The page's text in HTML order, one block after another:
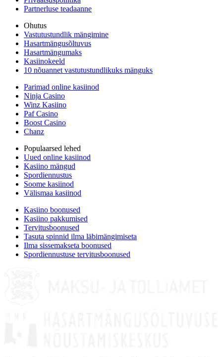
Partnerluse teadaanne
Ohutus
Vastutustundlik mängimine
Hasartmängusõltuvus
Hasartmängumaks
Kasiinokeeld
10 nõuannet vastutustundlikuks mänguks
Parimad online kasiinod
Ninja Casino
Winz Kasiino
Paf Casino
Boost Casino
Chanz
Populaarsed lehed
Uued online kasiinod
Kasiino mängud
Spordiennustus
Soome kasiinod
Välismaa kasiinod
Kasiino boonused
Kasiino pakkumised
Tervitusboonused
Tasuta spinnid ilma läbimängimiseta
Ilma sissemakseta boonused
Spordiennustuse tervitusboonused